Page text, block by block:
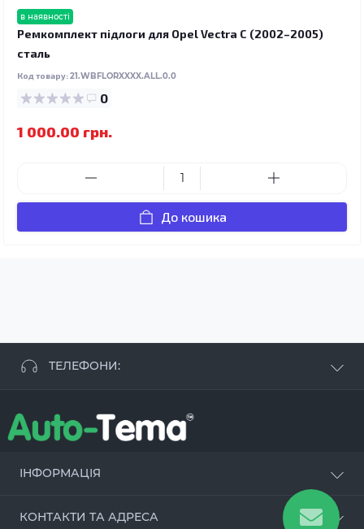
в наявності
Ремкомплект підлоги для Opel Vectra C (2002–2005)
сталь
Код товару:21.WBFLORXXXX.ALL.0.0
0
1 000.00 грн.
До кошика
ТЕЛЕФОНИ:
+38 096 250 84 38
+38 099 657 61 50
ІНФОРМАЦІЯ
КОНТАКТИ ТА АДРЕСА